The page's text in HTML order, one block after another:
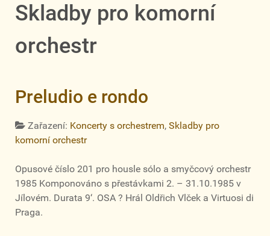
Skladby pro komorní
orchestr
Preludio e rondo
Zařazení: Koncerty s orchestrem, Skladby pro
komorní orchestr
Opusové číslo 201 pro housle sólo a smyčcový orchestr
1985 Komponováno s přestávkami 2. – 31.10.1985 v
Jílovém. Durata 9‘. OSA ? Hrál Oldřich Vlček a Virtuosi di
Praga.